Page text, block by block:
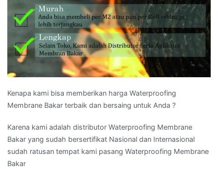
Kenapa kami bisa memberikan harga Waterproofing
Membrane Bakar terbaik dan bersaing untuk Anda ?
Karena kami adalah distributor Waterproofing Membrane
Bakar yang sudah bersertifikat Nasional dan Internasional
sudah ratusan tempat kami pasang Waterproofing Membrane
Bakar